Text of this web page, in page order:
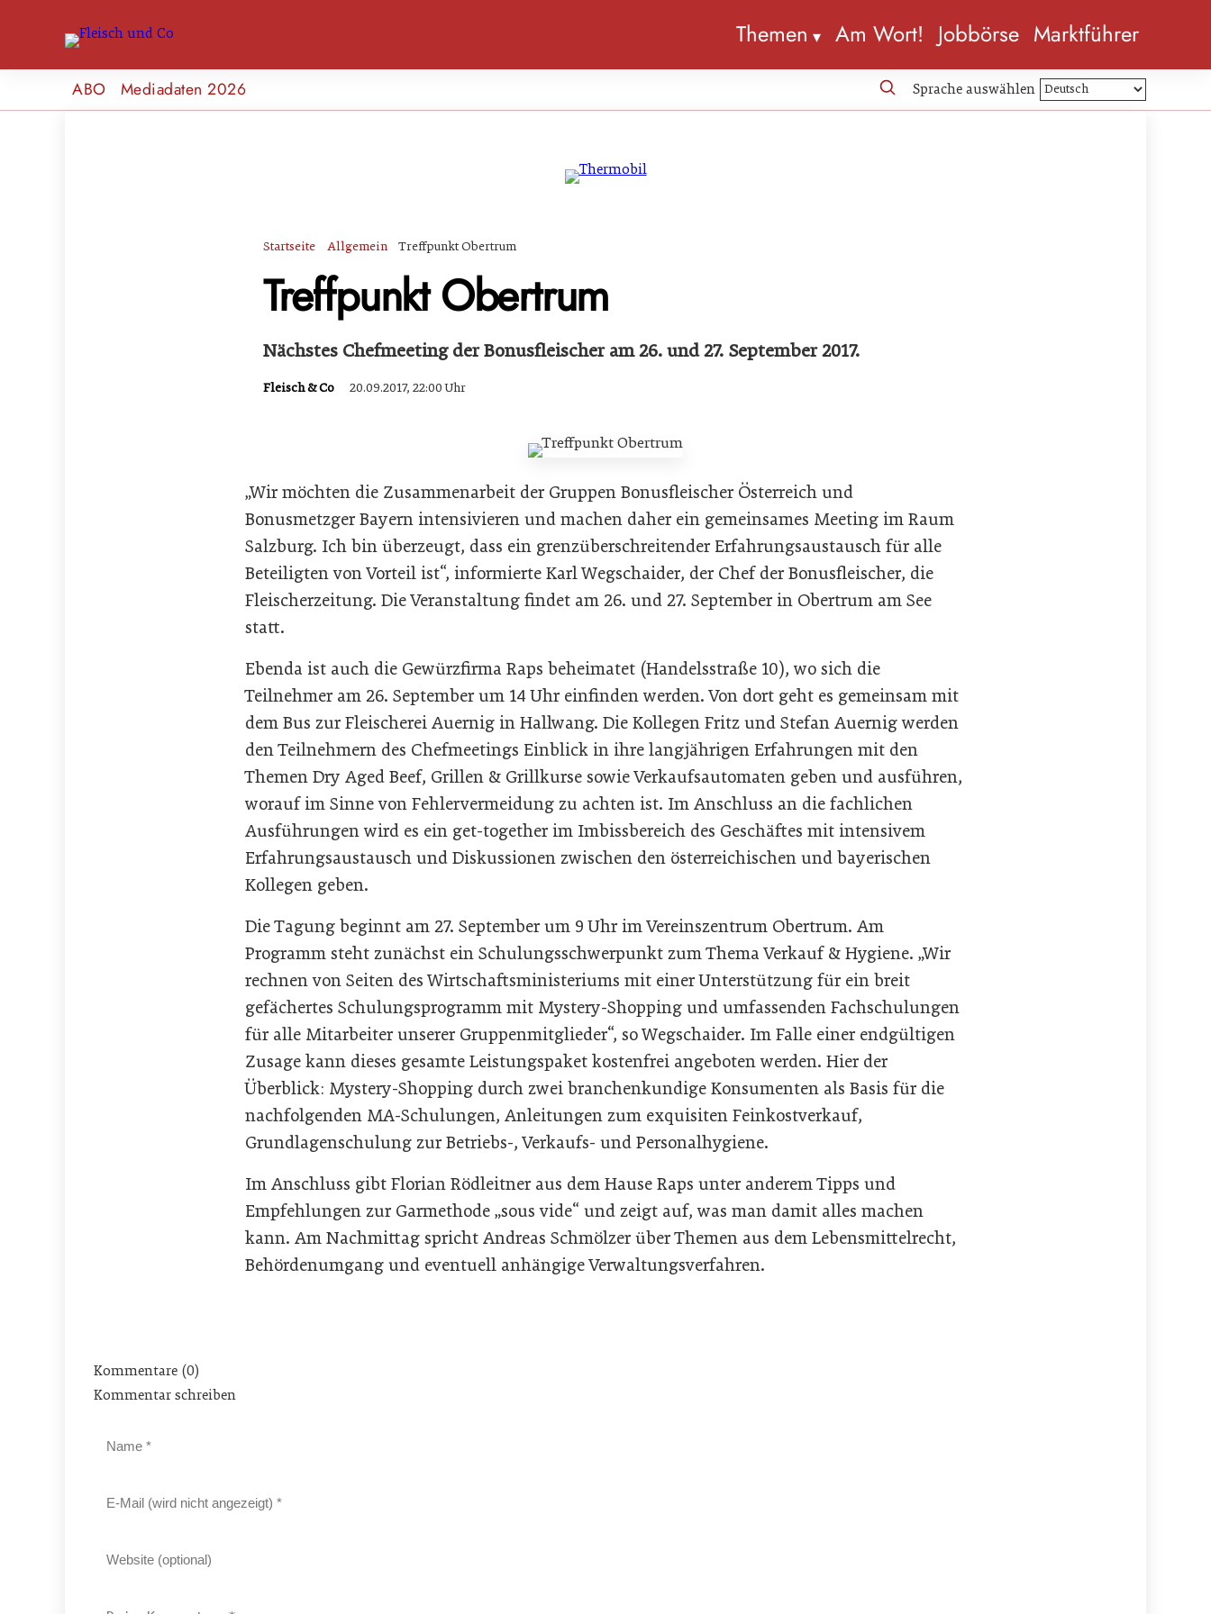
Themen Am Wort! Jobbörse Marktführer
ABO Mediadaten 2026 Sprache auswählen
Startseite Allgemein Treffpunkt Obertrum
Treffpunkt Obertrum
Nächstes Chefmeeting der Bonusfleischer am 26. und 27. September 2017.
Fleisch & Co 20.09.2017, 22:00 Uhr
„Wir möchten die Zusammenarbeit der Gruppen Bonusfleischer Österreich und
Bonusmetzger Bayern intensivieren und machen daher ein gemeinsames Meeting im Raum
Salzburg. Ich bin überzeugt, dass ein grenzüberschreitender Erfahrungsaustausch für alle
Beteiligten von Vorteil ist“, informierte Karl Wegschaider, der Chef der Bonusfleischer, die
Fleischerzeitung. Die Veranstaltung findet am 26. und 27. September in Obertrum am See
statt.
Ebenda ist auch die Gewürzfirma Raps beheimatet (Handelsstraße 10), wo sich die
Teilnehmer am 26. September um 14 Uhr einfinden werden. Von dort geht es gemeinsam mit
dem Bus zur Fleischerei Auernig in Hallwang. Die Kollegen Fritz und Stefan Auernig werden
den Teilnehmern des Chefmeetings Einblick in ihre langjährigen Erfahrungen mit den
Themen Dry Aged Beef, Grillen & Grillkurse sowie Verkaufsautomaten geben und ausführen,
worauf im Sinne von Fehlervermeidung zu achten ist. Im Anschluss an die fachlichen
Ausführungen wird es ein get-together im Imbissbereich des Geschäftes mit intensivem
Erfahrungsaustausch und Diskussionen zwischen den österreichischen und bayerischen
Kollegen geben.
Die Tagung beginnt am 27. September um 9 Uhr im Vereinszentrum Obertrum. Am
Programm steht zunächst ein Schulungsschwerpunkt zum Thema Verkauf & Hygiene. „Wir
rechnen von Seiten des Wirtschaftsministeriums mit einer Unterstützung für ein breit
gefächertes Schulungsprogramm mit Mystery-Shopping und umfassenden Fachschulungen
für alle Mitarbeiter unserer Gruppenmitglieder“, so Wegschaider. Im Falle einer endgültigen
Zusage kann dieses gesamte Leistungspaket kostenfrei angeboten werden. Hier der
Überblick: Mystery-Shopping durch zwei branchenkundige Konsumenten als Basis für die
nachfolgenden MA-Schulungen, Anleitungen zum exquisiten Feinkostverkauf,
Grundlagenschulung zur Betriebs-, Verkaufs- und Personalhygiene.
Im Anschluss gibt Florian Rödleitner aus dem Hause Raps unter anderem Tipps und
Empfehlungen zur Garmethode „sous vide“ und zeigt auf, was man damit alles machen
kann. Am Nachmittag spricht Andreas Schmölzer über Themen aus dem Lebensmittelrecht,
Behördenumgang und eventuell anhängige Verwaltungsverfahren.
Kommentare (0)
Kommentar schreiben